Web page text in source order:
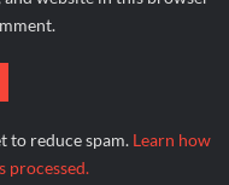
to reduce spam. Learn how
processed.